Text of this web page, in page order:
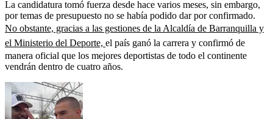
La candidatura tomó fuerza desde hace varios meses, sin embargo,
por temas de presupuesto no se había podido dar por confirmado.
No obstante, gracias a las gestiones de la Alcaldía de Barranquilla y
el Ministerio del Deporte, el país ganó la carrera y confirmó de
manera oficial que los mejores deportistas de todo el continente
vendrán dentro de cuatro años.